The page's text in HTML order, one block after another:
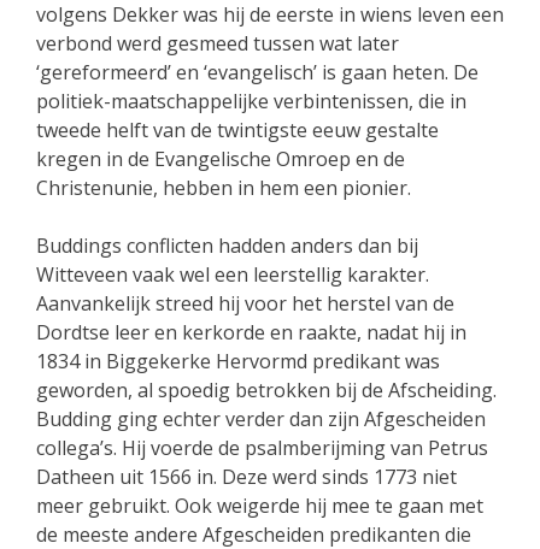
volgens Dekker was hij de eerste in wiens leven een
verbond werd gesmeed tussen wat later
‘gereformeerd’ en ‘evangelisch’ is gaan heten. De
politiek-maatschappelijke verbintenissen, die in
tweede helft van de twintigste eeuw gestalte
kregen in de Evangelische Omroep en de
Christenunie, hebben in hem een pionier.
Buddings conflicten hadden anders dan bij
Witteveen vaak wel een leerstellig karakter.
Aanvankelijk streed hij voor het herstel van de
Dordtse leer en kerkorde en raakte, nadat hij in
1834 in Biggekerke Hervormd predikant was
geworden, al spoedig betrokken bij de Afscheiding.
Budding ging echter verder dan zijn Afgescheiden
collega’s. Hij voerde de psalmberijming van Petrus
Datheen uit 1566 in. Deze werd sinds 1773 niet
meer gebruikt. Ook weigerde hij mee te gaan met
de meeste andere Afgescheiden predikanten die